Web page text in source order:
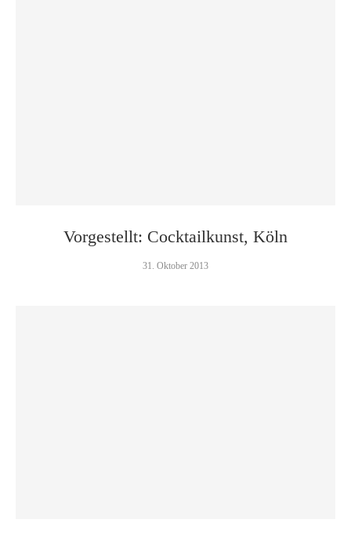
Vorgestellt: Cocktailkunst, Köln
31. Oktober 2013